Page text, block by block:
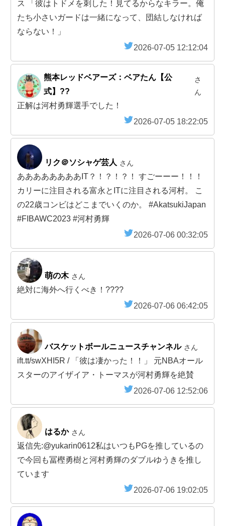
ス 「彼はトドメを刺した！見てるからなキラー。俺
たち小さいガードは一緒になって、団結しなければ
ならない！」
2026-07-05 12:12:04
熊本レッドベアーズ：ベアたん【公
式】??
さ
ん
正解は河村勇輝選手でした！
2026-07-05 18:22:05
リク＠ソシャゲ芸人 さん
ああああああああIT？！？！？！ すごーーー！！！
カリーに注目される富永とITに注目される河村。 こ
の22歳コンビはどこまでいくのか。 #AkatsukiJapan
#FIBAWC2023 #河村勇輝
2026-07-06 00:32:05
萌の木 さん
絶対に海外へ行くべき！????
2026-07-06 06:42:05
バスケットボールニュースチャンネル さん
ift.tt/swXHI5R / 「彼は凄かった！！」 元NBAオール
スターのアイザイア・トーマスが河村勇輝を絶賛
2026-07-06 12:52:06
はるか さん
返信先:@yukarin0612私はいつもPGを推しているの
で今回も冨樫勇樹と河村勇輝のダブルゆうきを推し
ています
2026-07-06 19:02:05